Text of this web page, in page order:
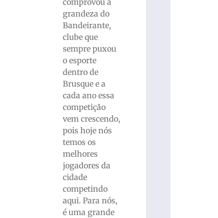
comprovou a
grandeza do
Bandeirante,
clube que
sempre puxou
o esporte
dentro de
Brusque e a
cada ano essa
competição
vem crescendo,
pois hoje nós
temos os
melhores
jogadores da
cidade
competindo
aqui. Para nós,
é uma grande